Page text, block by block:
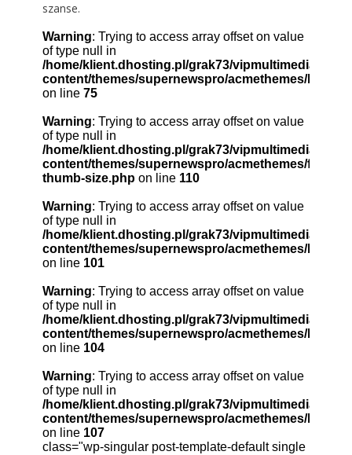
szanse.